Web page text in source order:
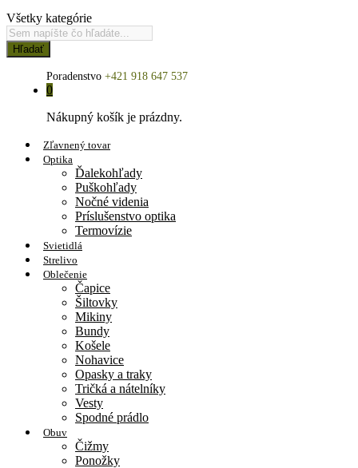
Všetky kategórie
Hľadať
Poradenstvo +421 918 647 537
0
Nákupný košík je prázdny.
Zľavnený tovar
Optika
Ďalekohľady
Puškohľady
Nočné videnia
Príslušenstvo optika
Termovízie
Svietidlá
Strelivo
Oblečenie
Čapice
Šiltovky
Mikiny
Bundy
Košele
Nohavice
Opasky a traky
Tričká a nátelníky
Vesty
Spodné prádlo
Obuv
Čižmy
Ponožky